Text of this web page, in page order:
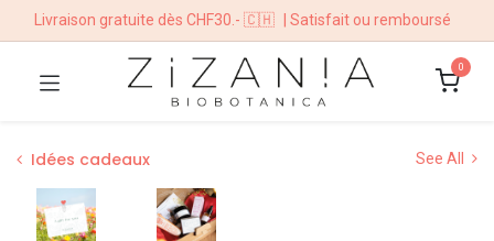
Livraison gratuite dès CHF30.- 🇨🇭 | Satisfait ou remboursé
0
Idées cadeaux See All